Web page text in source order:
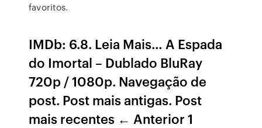
favoritos.
IMDb: 6.8. Leia Mais… A Espada
do Imortal – Dublado BluRay
720p / 1080p. Navegação de
post. Post mais antigas. Post
mais recentes ← Anterior 1